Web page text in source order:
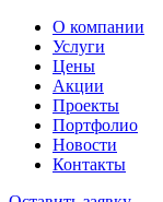
О компании
Услуги
Цены
Акции
Проекты
Портфолио
Новости
Контакты